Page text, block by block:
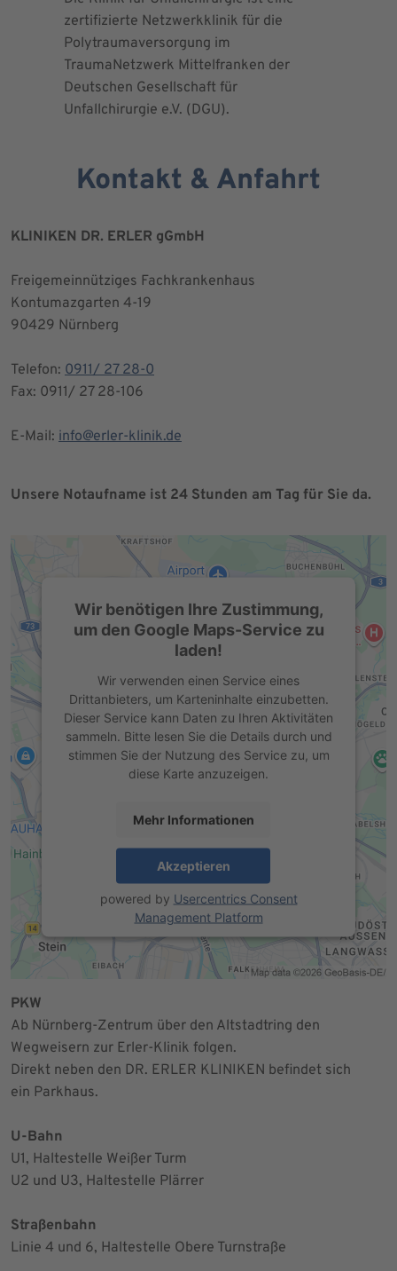
zertifizierte Netzwerkklinik für die
Polytraumaversorgung im
TraumaNetzwerk Mittelfranken der
Deutschen Gesellschaft für
Unfallchirurgie e.V. (DGU).
Kontakt & Anfahrt
KLINIKEN DR. ERLER gGmbH
Freigemeinnütziges Fachkrankenhaus
Kontumazgarten 4-19
90429 Nürnberg
Telefon: 0911/ 27 28-0
Fax: 0911/ 27 28-106
E-Mail: info@erler-klinik.de
Unsere Notaufname ist 24 Stunden am Tag für Sie da.
Wir benötigen Ihre Zustimmung,
um den Google Maps-Service zu
laden!
Wir verwenden einen Service eines
Drittanbieters, um Karteninhalte einzubetten.
Dieser Service kann Daten zu Ihren Aktivitäten
sammeln. Bitte lesen Sie die Details durch und
stimmen Sie der Nutzung des Service zu, um
diese Karte anzuzeigen.
Mehr Informationen
Akzeptieren
powered by Usercentrics Consent
Management Platform
PKW
Ab Nürnberg-Zentrum über den Altstadtring den
Wegweisern zur Erler-Klinik folgen.
Direkt neben den DR. ERLER KLINIKEN befindet sich
ein Parkhaus.
U-Bahn
U1, Haltestelle Weißer Turm
U2 und U3, Haltestelle Plärrer
Straßenbahn
Linie 4 und 6, Haltestelle Obere Turnstraße